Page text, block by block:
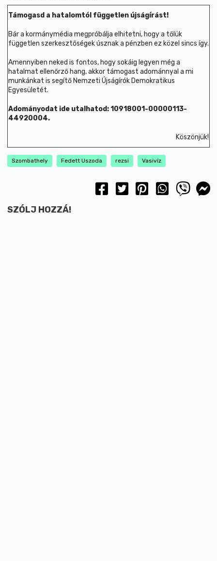
Támogasd a hatalomtól független újságírást!
Bár a kormánymédia megpróbálja elhitetni, hogy a tőlük
független szerkesztőségek úsznak a pénzben ez közel sincs így.
Amennyiben neked is fontos, hogy sokáig legyen még a
hatalmat ellenőrző hang, akkor támogast adománnyal a mi
munkánkat is segítő Nemzeti Újságírók Demokratikus
Egyesületét.
Adományodat ide utalhatod: 10918001-00000113-
44920004.
Köszönjük!
Szombathely Fedett Uszoda rezsi Vasivíz
SZÓLJ HOZZÁ!